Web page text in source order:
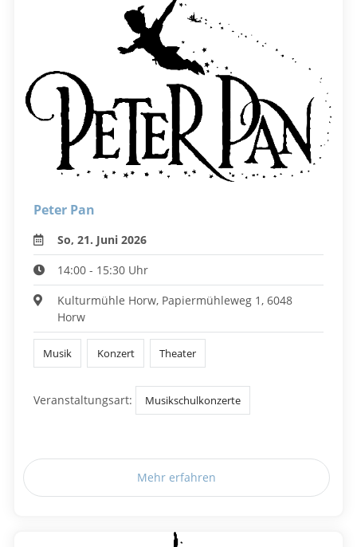
Peter Pan
So, 21. Juni 2026
14:00 - 15:30 Uhr
Kulturmühle Horw, Papiermühleweg 1, 6048
Horw
Musik Konzert Theater
Veranstaltungsart: Musikschulkonzerte
Mehr erfahren